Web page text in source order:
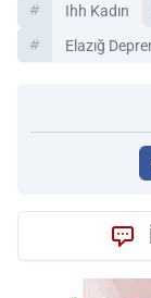
Ihh Kadın
Elazığ